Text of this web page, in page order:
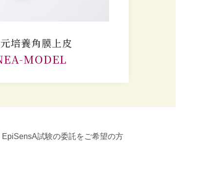
培養角膜上皮
MODEL
試験の委託をご希望の方